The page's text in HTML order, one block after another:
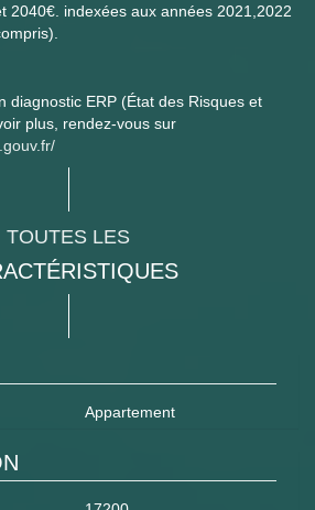
2040€. indexées aux années 2021,2022
diagnostic ERP (État des Risques et
plus, rendez-vous sur
TOUTES LES
Appartement